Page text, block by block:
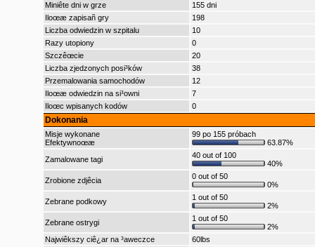
Miniête dni w grze
155 dni
Iloœæ zapisañ gry
198
Liczba odwiedzin w szpitalu
10
Razy utopiony
0
Szczêœcie
20
Liczba zjedzonych posi³ków
38
Przemalowania samochodów
12
Iloœæ odwiedzin na si³owni
7
Iloœc wpisanych kodów
0
Dokonania
Misje wykonane
Efektywnoœæ
99 po 155 próbach
63.87%
Zamalowane tagi
40 out of 100
40%
Zrobione zdjêcia
0 out of 50
0%
Zebrane podkowy
1 out of 50
2%
Zebrane ostrygi
1 out of 50
2%
Najwiêkszy ciê¿ar na ³aweczce
60lbs